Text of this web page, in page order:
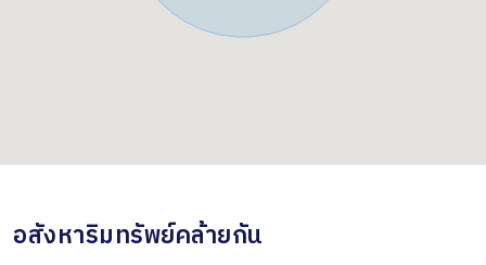
อสังหาริมทรัพย์คล้ายกัน